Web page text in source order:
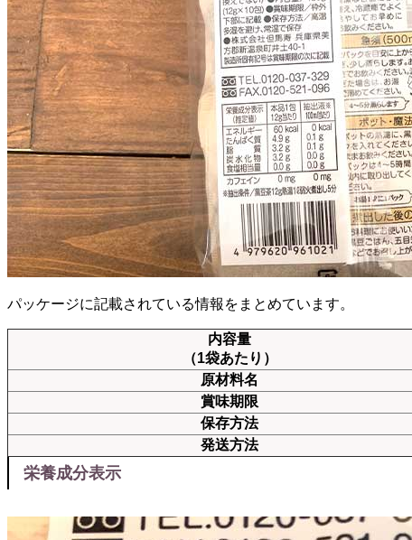
パッケージに記載されている情報をまとめています。
内容量
（1袋あたり）
原材料名
賞味期限
保存方法
発送方法
栄養成分表示